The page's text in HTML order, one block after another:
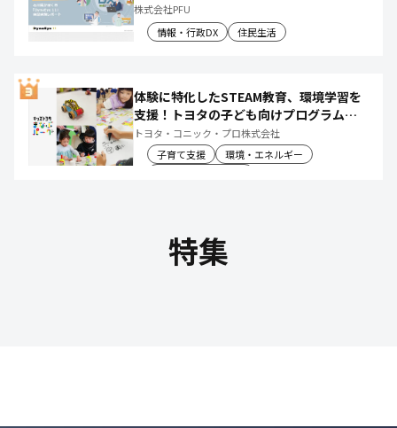
株式会社PFU
情報・行政DX
住民生活
体験に特化したSTEAM教育、環境学習を
支援！トヨタの子ども向けプログラムで
社会や将来について楽しく学べる体験機
会を創出
トヨタ・コニック・プロ株式会社
子育て支援
環境・エネルギー
特集